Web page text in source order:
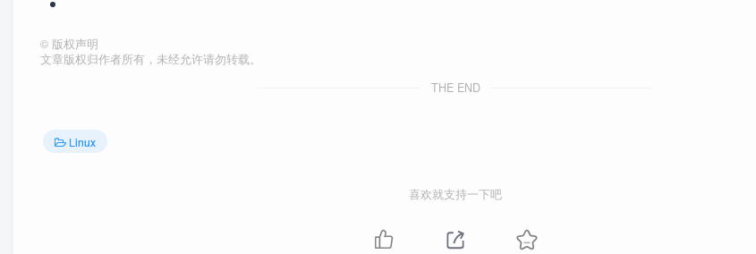
© 版权声明
文章版权归作者所有，未经允许请勿转载。
THE END
Linux
喜欢就支持一下吧